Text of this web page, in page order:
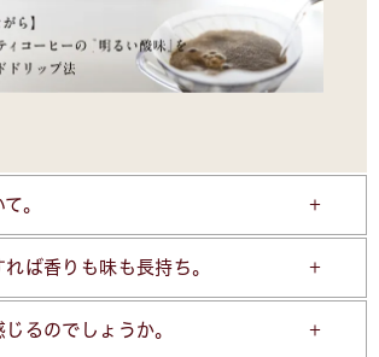
。
れば香りも味も長持ち。
るのでしょうか。